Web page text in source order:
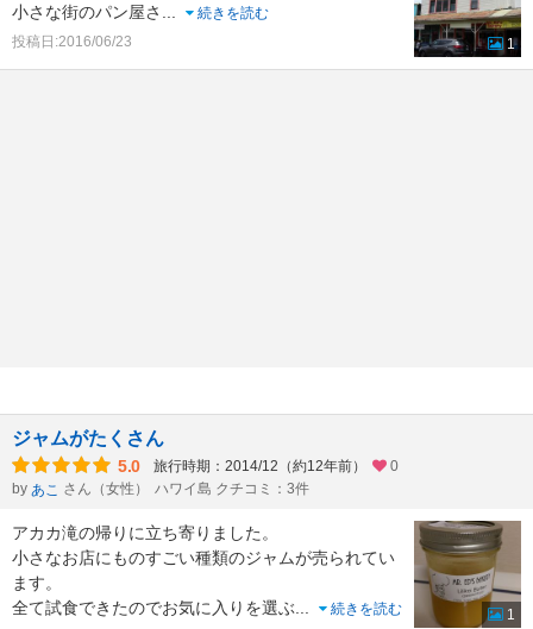
小さな街のパン屋さ
続きを読む
投稿日:2016/06/23
1
ジャムがたくさん
5.0 旅行時期：2014/12（約12年前）
0
by あこ さん（女性） ハワイ島 クチコミ：3件
アカカ滝の帰りに立ち寄りました。
小さなお店にものすごい種類のジャムが売られてい
ます。
全て試食できたのでお気に入りを選ぶ
続きを読む
1